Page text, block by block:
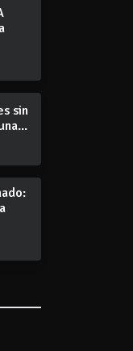
sin